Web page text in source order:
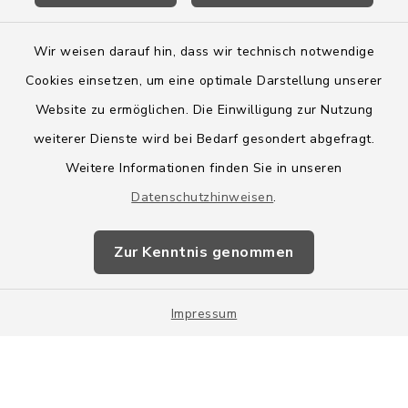
Wir weisen darauf hin, dass wir technisch notwendige
Cookies einsetzen, um eine optimale Darstellung unserer
Website zu ermöglichen. Die Einwilligung zur Nutzung
weiterer Dienste wird bei Bedarf gesondert abgefragt.
Weitere Informationen finden Sie in unseren
Datenschutzhinweisen.
Zur Kenntnis genommen
Impressum
Barrierefreiheit
Impressum
Sitemap